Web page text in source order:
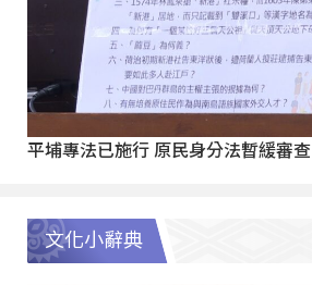
平埔專法已施行 原民身分法暫緩審查
文化小辭典